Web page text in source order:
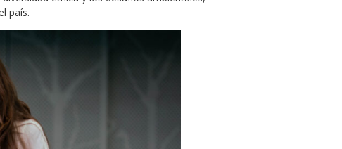
país.